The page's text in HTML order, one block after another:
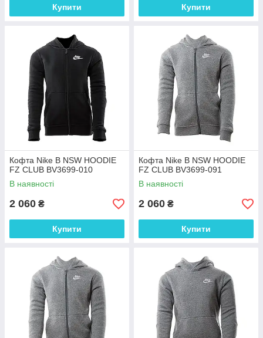
Купити Купити
Кофта Nike B NSW HOODIE
FZ CLUB BV3699-010
В наявності
2 060 ₴
Купити
Кофта Nike B NSW HOODIE
FZ CLUB BV3699-091
В наявності
2 060 ₴
Купити